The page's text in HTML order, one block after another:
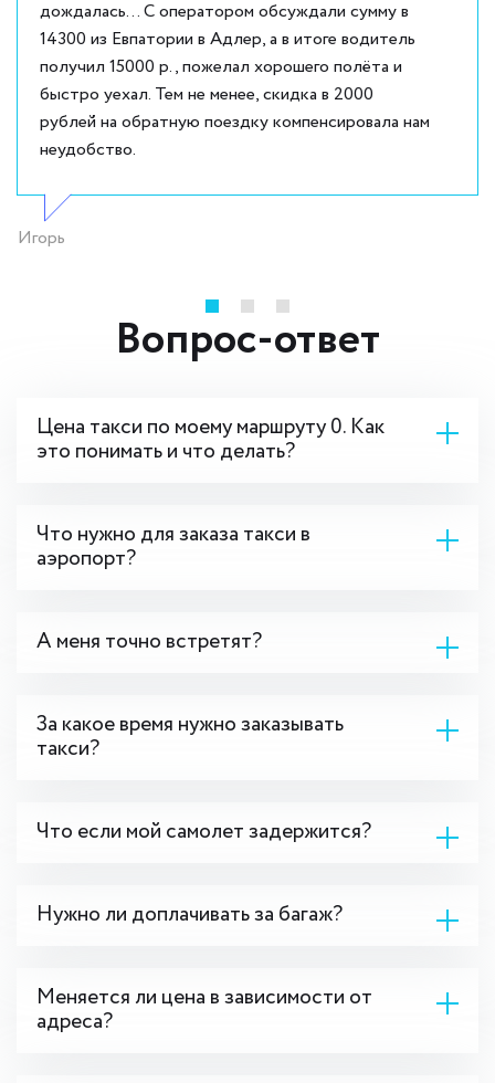
дождалась... С оператором обсуждали сумму в
14300 из Евпатории в Адлер, а в итоге водитель
получил 15000 р., пожелал хорошего полёта и
быстро уехал. Тем не менее, скидка в 2000
рублей на обратную поездку компенсировала нам
неудобство.
Игорь
Вопрос-ответ
Цена такси по моему маршруту 0. Как
это понимать и что делать?
Что нужно для заказа такси в
аэропорт?
А меня точно встретят?
За какое время нужно заказывать
такси?
Что если мой самолет задержится?
Нужно ли доплачивать за багаж?
Меняется ли цена в зависимости от
адреса?